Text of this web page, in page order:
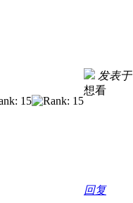
发表于
想看
回复